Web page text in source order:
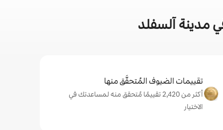
مدينة آلسفلد
تقييمات الضيوف المُتحقَّق منها
أكثر من 2,420 تقييمًا مُتحقق منه لمساعدتك في
الاختيار